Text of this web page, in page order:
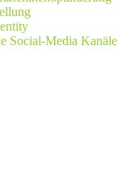
Social-Media Kanäle